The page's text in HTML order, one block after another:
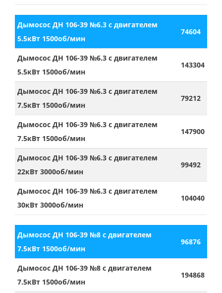
Дымосос ДН 106-39 №6.3 с двигателем
5.5кВт 1500об/мин
74604
Дымосос ДН 106-39 №6.3 с двигателем
5.5кВт 1500об/мин
143304
Дымосос ДН 106-39 №6.3 с двигателем
7.5кВт 1500об/мин
79212
Дымосос ДН 106-39 №6.3 с двигателем
7.5кВт 1500об/мин
147900
Дымосос ДН 106-39 №6.3 с двигателем
22кВт 3000об/мин
99492
Дымосос ДН 106-39 №6.3 с двигателем
30кВт 3000об/мин
104040
Дымосос ДН 106-39 №8 с двигателем
7.5кВт 1500об/мин
96876
Дымосос ДН 106-39 №8 с двигателем
7.5кВт 1500об/мин
194868